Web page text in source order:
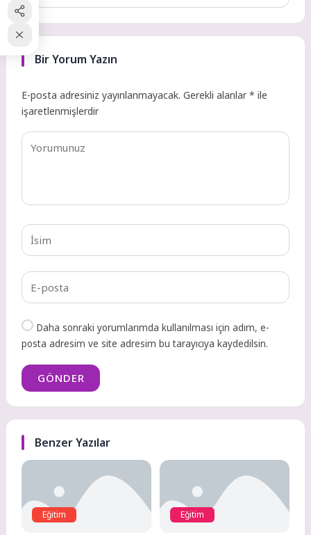
Bir Yorum Yazın
E-posta adresiniz yayınlanmayacak. Gerekli alanlar* ile
işaretlenmişlerdir
Daha sonraki yorumlarımda kullanılması için adım, e-
posta adresim ve site adresim bu tarayıcıya kaydedilsin.
GÖNDER
Benzer Yazılar
Eğitim Eğitim